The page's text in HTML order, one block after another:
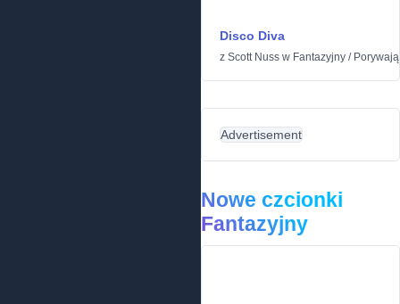
Disco Diva
z Scott Nuss w Fantazyjny /
Advertisement
Nowe czcionki
Fantazyjny